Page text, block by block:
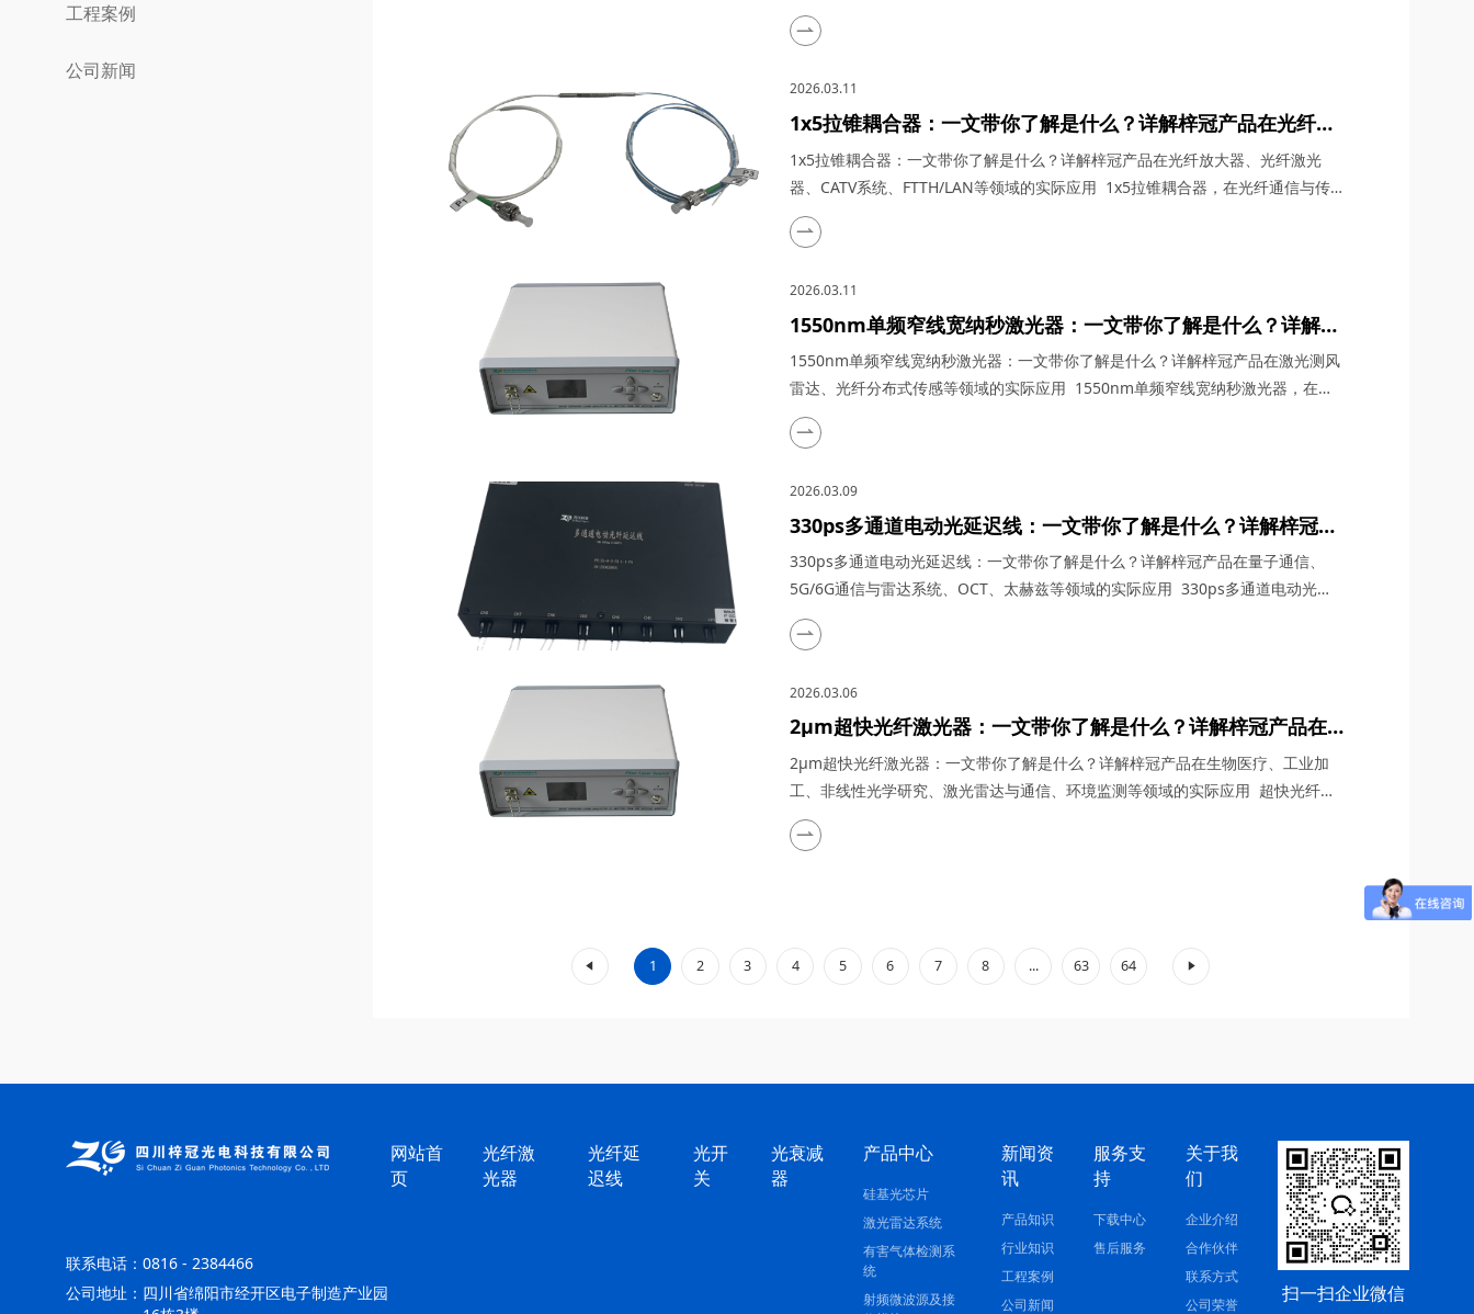
工程案例
公司新闻
高速发展的光通信与探测技术领域，凭借其卓越的性能和广泛的应用潜力，成为了
众多高科技领域的理想选择。今天，四川梓冠光电将从产品概述、工作原理、核心
成像（OCT...
2026.03.11
1x5拉锥耦合器：一文带你了解是什么？详解梓冠产品在光纤放
大器、光纤激光器、CATV系统、FTTH/LAN等领域的实际应用
1x5拉锥耦合器：一文带你了解是什么？详解梓冠产品在光纤放大器、光纤激光
器、CATV系统、FTTH/LAN等领域的实际应用 1x5拉锥耦合器，在光纤通信与传
感技术迅猛发展的今天，凭借其独特的设计、卓越的性能以及广泛的应用场景，成
为了光纤网络构建中不可或缺的关键组件。今天，四川梓冠光电将从产品定义、工
一、1...
2026.03.11
1550nm单频窄线宽纳秒激光器：一文带你了解是什么？详解梓
冠产品在激光测风雷达、光纤分布式传感等领域的实际应用
1550nm单频窄线宽纳秒激光器：一文带你了解是什么？详解梓冠产品在激光测风
雷达、光纤分布式传感等领域的实际应用 1550nm单频窄线宽纳秒激光器，在激
光技术的浩瀚星空中，犹如一颗璀璨的明星，以其独特的光学特性和广泛的应用领
域，吸引了众多科研与工业界的目光。四川梓冠光电作为该领域的高新技术企业，
了市场上的热门之...
2026.03.09
330ps多通道电动光延迟线：一文带你了解是什么？详解梓冠产
品在量子通信、5G/6G通信与雷达系统、OCT、太赫兹等领域的
实际应用
330ps多通道电动光延迟线：一文带你了解是什么？详解梓冠产品在量子通信、
5G/6G通信与雷达系统、OCT、太赫兹等领域的实际应用 330ps多通道电动光延
迟线，在光通信与光电子技术的飞速发展中，凭借其高精度、多通道、可调可控等
特性，在量子通信、5G/6G通信与雷达系统、光学相干层析成像（OCT）、光学测
川梓冠光电...
2026.03.06
2μm超快光纤激光器：一文带你了解是什么？详解梓冠产品在
生物医疗、工业加工、非线性光学研究、激光雷达与通信、环境
监测等领域的实际应用
2μm超快光纤激光器：一文带你了解是什么？详解梓冠产品在生物医疗、工业加
工、非线性光学研究、激光雷达与通信、环境监测等领域的实际应用 超快光纤激
光器凭借其高功率、短脉冲、宽调谐范围等特性，在激光技术迅猛发展的今天，成
为科研与工业领域的“明星工具”。其中，2μm波段的超快光纤激光器因其独特的光
1 2 3 4 5 6 7 8 ... 63 64»
联系电话： 0816 - 2384466
公司地址： 四川省绵阳市经开区电子制造产业园
网站首
页
光纤激
光器
光纤延
迟线
光开
关
光衰减
器
产品中心
硅基光芯片
激光雷达系统
有害气体检测系
统
射频微波源及接
新闻资
讯
产品知识
行业知识
工程案例
公司新闻
服务支
持
下载中心
售后服务
关于我
们
企业介绍
合作伙伴
联系方式
公司荣誉
扫一扫企业微信